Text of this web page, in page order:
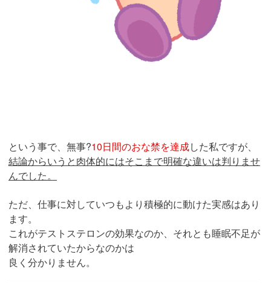
という事で、無事?10日間のおな禁を達成した私ですが、
結論からいうと肉体的にはそこまで明確な違いは判りませ
んでした。
ただ、仕事に対していつもより積極的に動けた実感はあり
ます。
これがテストステロンの効果なのか、それとも睡眠不足が
解消されていたからなのかは
良く分かりません。